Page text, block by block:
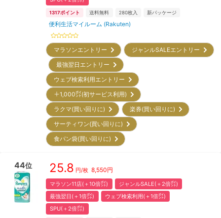
1317ポイント 送料無料 280枚入 新パッケージ
便利生活マイルーム (Rakuten)
マラソンエントリー
ジャンルSALEエントリー
最強翌日エントリー
ウェブ検索利用エントリー
＋1,000㌽(初サービス利用)
ラクマ(買い回りに)
楽券(買い回りに)
サーティワン(買い回りに)
食パン袋(買い回りに)
44位 25.8 円/枚 8,550円
マラソン11店(＋10倍㌽)
ジャンルSALE(＋2倍㌽)
最強翌日(＋1倍㌽)
ウェブ検索利用(＋1倍㌽)
SPU(＋2倍㌽)